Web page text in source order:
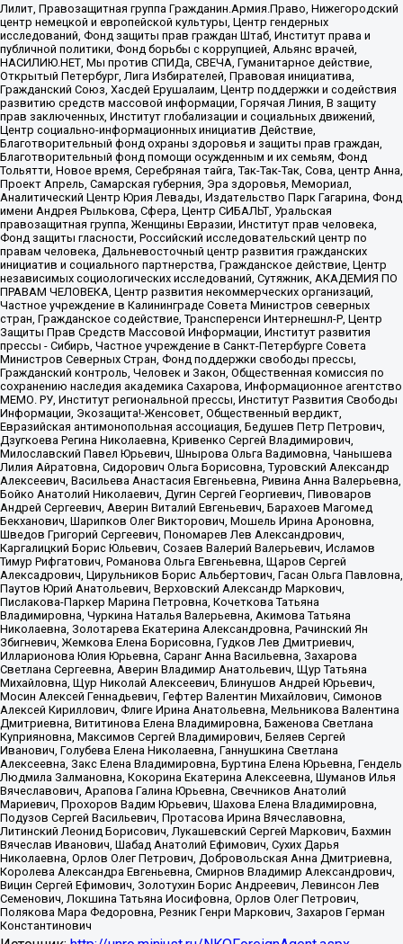
Лилит, Правозащитная группа Гражданин.Армия.Право, Нижегородский
центр немецкой и европейской культуры, Центр гендерных
исследований, Фонд защиты прав граждан Штаб, Институт права и
публичной политики, Фонд борьбы с коррупцией, Альянс врачей,
НАСИЛИЮ.НЕТ, Мы против СПИДа, СВЕЧА, Гуманитарное действие,
Открытый Петербург, Лига Избирателей, Правовая инициатива,
Гражданский Союз, Хасдей Ерушалаим, Центр поддержки и содействия
развитию средств массовой информации, Горячая Линия, В защиту
прав заключенных, Институт глобализации и социальных движений,
Центр социально-информационных инициатив Действие,
Благотворительный фонд охраны здоровья и защиты прав граждан,
Благотворительный фонд помощи осужденным и их семьям, Фонд
Тольятти, Новое время, Серебряная тайга, Так-Так-Так, Сова, центр Анна,
Проект Апрель, Самарская губерния, Эра здоровья, Мемориал,
Аналитический Центр Юрия Левады, Издательство Парк Гагарина, Фонд
имени Андрея Рылькова, Сфера, Центр СИБАЛЬТ, Уральская
правозащитная группа, Женщины Евразии, Институт прав человека,
Фонд защиты гласности, Российский исследовательский центр по
правам человека, Дальневосточный центр развития гражданских
инициатив и социального партнерства, Гражданское действие, Центр
независимых социологических исследований, Сутяжник, АКАДЕМИЯ ПО
ПРАВАМ ЧЕЛОВЕКА, Центр развития некоммерческих организаций,
Частное учреждение в Калининграде Совета Министров северных
стран, Гражданское содействие, Трансперенси Интернешнл-Р, Центр
Защиты Прав Средств Массовой Информации, Институт развития
прессы - Сибирь, Частное учреждение в Санкт-Петербурге Совета
Министров Северных Стран, Фонд поддержки свободы прессы,
Гражданский контроль, Человек и Закон, Общественная комиссия по
сохранению наследия академика Сахарова, Информационное агентство
МЕМО. РУ, Институт региональной прессы, Институт Развития Свободы
Информации, Экозащита!-Женсовет, Общественный вердикт,
Евразийская антимонопольная ассоциация, Бедушев Петр Петрович,
Дзугкоева Регина Николаевна, Кривенко Сергей Владимирович,
Милославский Павел Юрьевич, Шнырова Ольга Вадимовна, Чанышева
Лилия Айратовна, Сидорович Ольга Борисовна, Туровский Александр
Алексеевич, Васильева Анастасия Евгеньевна, Ривина Анна Валерьевна,
Бойко Анатолий Николаевич, Дугин Сергей Георгиевич, Пивоваров
Андрей Сергеевич, Аверин Виталий Евгеньевич, Барахоев Магомед
Бекханович, Шарипков Олег Викторович, Мошель Ирина Ароновна,
Шведов Григорий Сергеевич, Пономарев Лев Александрович,
Каргалицкий Борис Юльевич, Созаев Валерий Валерьевич, Исламов
Тимур Рифгатович, Романова Ольга Евгеньевна, Щаров Сергей
Алексадрович, Цирульников Борис Альбертович, Гасан Ольга Павловна,
Паутов Юрий Анатольевич, Верховский Александр Маркович,
Пислакова-Паркер Марина Петровна, Кочеткова Татьяна
Владимировна, Чуркина Наталья Валерьевна, Акимова Татьяна
Николаевна, Золотарева Екатерина Александровна, Рачинский Ян
Збигневич, Жемкова Елена Борисовна, Гудков Лев Дмитриевич,
Илларионова Юлия Юрьевна, Саранг Анна Васильевна, Захарова
Светлана Сергеевна, Аверин Владимир Анатольевич, Щур Татьяна
Михайловна, Щур Николай Алексеевич, Блинушов Андрей Юрьевич,
Мосин Алексей Геннадьевич, Гефтер Валентин Михайлович, Симонов
Алексей Кириллович, Флиге Ирина Анатольевна, Мельникова Валентина
Дмитриевна, Вититинова Елена Владимировна, Баженова Светлана
Куприяновна, Максимов Сергей Владимирович, Беляев Сергей
Иванович, Голубева Елена Николаевна, Ганнушкина Светлана
Алексеевна, Закс Елена Владимировна, Буртина Елена Юрьевна, Гендель
Людмила Залмановна, Кокорина Екатерина Алексеевна, Шуманов Илья
Вячеславович, Арапова Галина Юрьевна, Свечников Анатолий
Мариевич, Прохоров Вадим Юрьевич, Шахова Елена Владимировна,
Подузов Сергей Васильевич, Протасова Ирина Вячеславовна,
Литинский Леонид Борисович, Лукашевский Сергей Маркович, Бахмин
Вячеслав Иванович, Шабад Анатолий Ефимович, Сухих Дарья
Николаевна, Орлов Олег Петрович, Добровольская Анна Дмитриевна,
Королева Александра Евгеньевна, Смирнов Владимир Александрович,
Вицин Сергей Ефимович, Золотухин Борис Андреевич, Левинсон Лев
Семенович, Локшина Татьяна Иосифовна, Орлов Олег Петрович,
Полякова Мара Федоровна, Резник Генри Маркович, Захаров Герман
Константинович